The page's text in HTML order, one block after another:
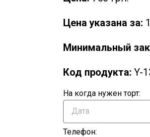
Цена указана за:
Минимальный
Код продукта: Y-
На когда нужен торт:
Телефон: